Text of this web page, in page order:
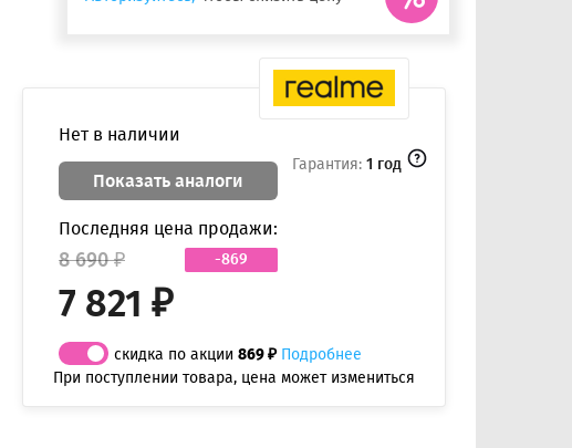
Нет в наличии
Показать аналоги
Гарантия: 1 год
Последняя цена продажи:
-869
8 690 ₽
7 821 ₽
скидка по акции 869 ₽ Подробнее
При поступлении товара, цена может измениться